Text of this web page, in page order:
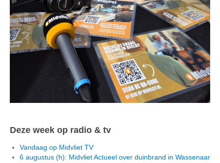
Deze week op radio & tv
Vandaag op Midvliet TV
6 augustus (h): Midvliet Actueel over duinbrand in Wassenaar